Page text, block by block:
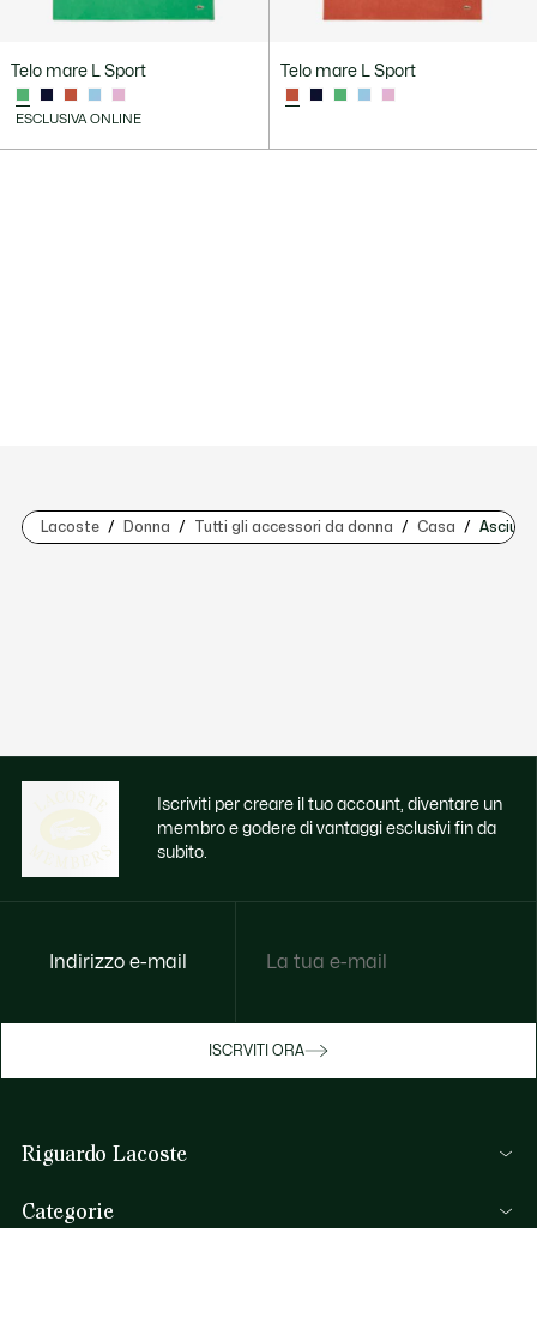
Telo mare L Sport
ESCLUSIVA ONLINE
Telo mare L Sport
Lacoste Donna Tutti gli accessori da donna Casa
Iscriviti per creare il tuo account, diventare un
membro e godere di vantaggi esclusivi fin da
subito.
Indirizzo e-mail
ISCRVITI ORA
Riguardo Lacoste
Il Gruppo Lacoste
Categorie
Godi di benefici esclusivi ora